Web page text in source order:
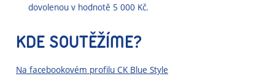
dovolenou v hodnotě 5 000 Kč.
KDE SOUTĚŽÍME?
Na facebookovém profilu CK Blue Style